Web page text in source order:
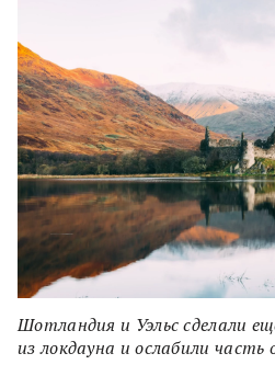
Шотландия и Уэльс сделали
из локдауна и ослабили часть